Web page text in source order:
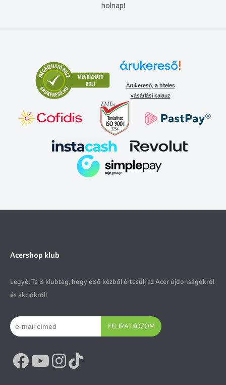
holnap!
Árukereső, a hiteles
vásárlási kalauz
Acershop klub
Legyél Te is klubtag, hogy első kézből értesülj az Acer újdonságokról
és akciókról!
FELIRATKOZOM